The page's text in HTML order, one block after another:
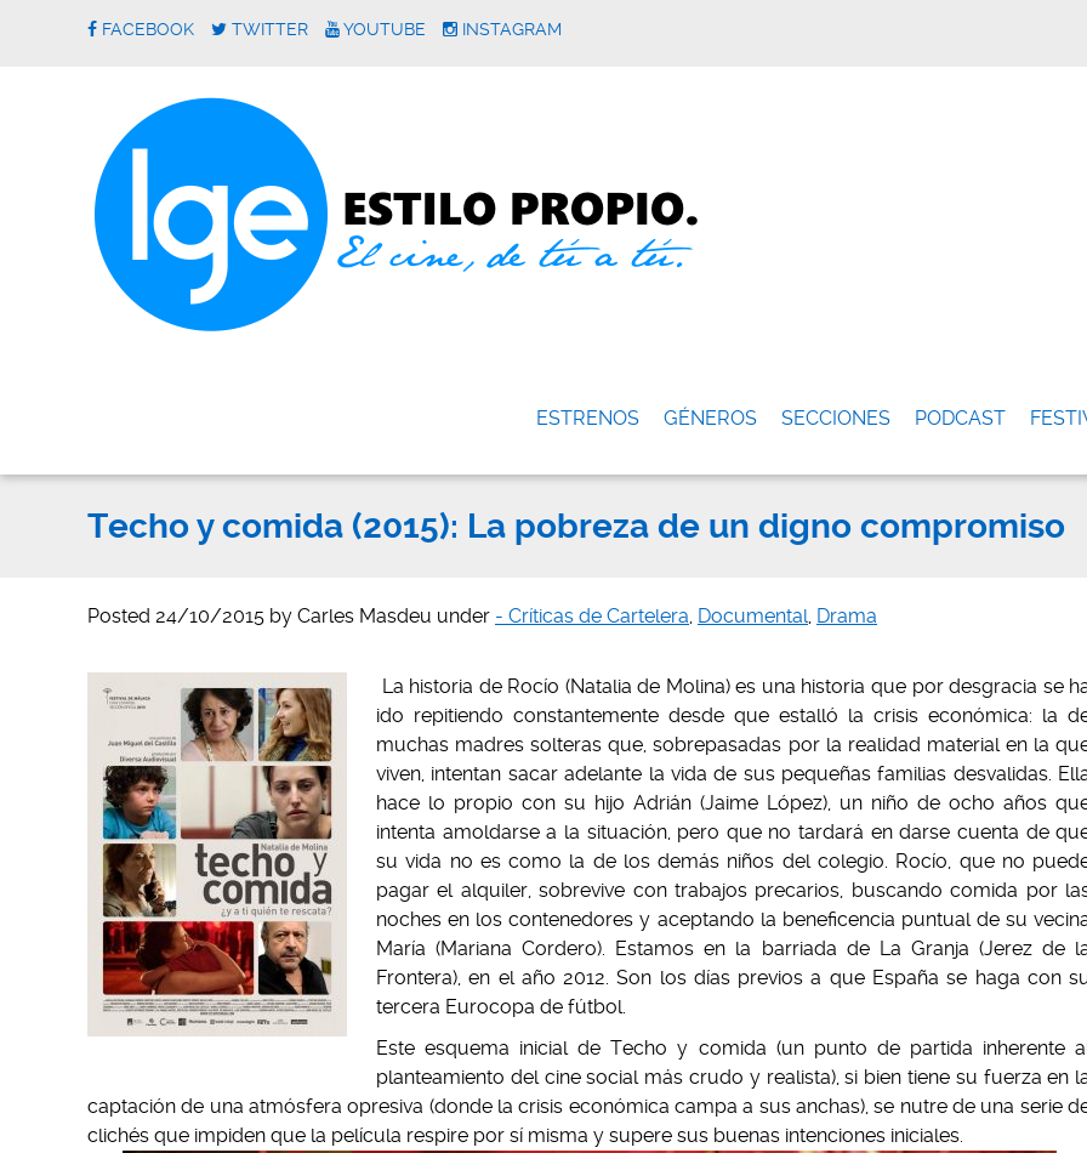
FACEBOOK TWITTER YOUTUBE INSTAGRAM
ESTRENOS GÉNEROS SECCIONES PODCAST
Techo y comida (2015): La pobreza de un digno compromiso
Posted 24/10/2015 by Carles Masdeu under - Críticas de Cartelera, Documental, Drama
La historia de Rocío (Natalia de Molina) es una historia que por desgracia se
ido repitiendo constantemente desde que estalló la crisis económica: la
muchas madres solteras que, sobrepasadas por la realidad material en la
viven, intentan sacar adelante la vida de sus pequeñas familias desvalidas.
hace lo propio con su hijo Adrián (Jaime López), un niño de ocho años
intenta amoldarse a la situación, pero que no tardará en darse cuenta de
su vida no es como la de los demás niños del colegio. Rocío, que no
pagar el alquiler, sobrevive con trabajos precarios, buscando comida por
noches en los contenedores y aceptando la beneficencia puntual de su
María (Mariana Cordero). Estamos en la barriada de La Granja (Jerez de
Frontera), en el año 2012. Son los días previos a que España se haga con
tercera Eurocopa de fútbol.
Este esquema inicial de Techo y comida (un punto de partida inherente
planteamiento del cine social más crudo y realista), si bien tiene su fuerza en
captación de una atmósfera opresiva (donde la crisis económica campa a sus anchas), se nutre de una serie
clichés que impiden que la película respire por sí misma y supere sus buenas intenciones iniciales.